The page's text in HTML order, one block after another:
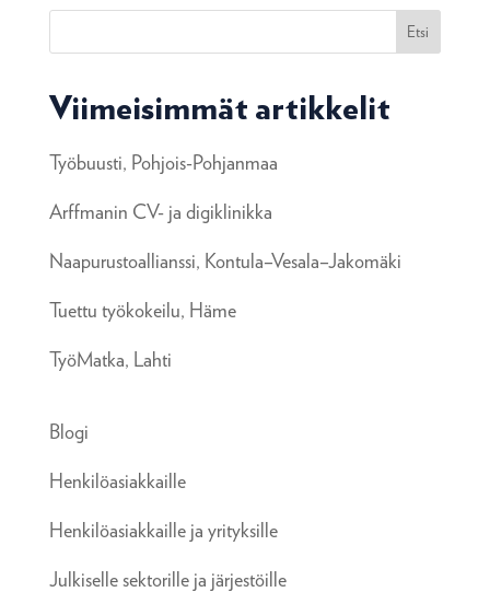
Etsi
Viimeisimmät artikkelit
Työbuusti, Pohjois-Pohjanmaa
Arffmanin CV- ja digiklinikka
Naapurustoallianssi, Kontula–Vesala–Jakomäki
Tuettu työkokeilu, Häme
TyöMatka, Lahti
Blogi
Henkilöasiakkaille
Henkilöasiakkaille ja yrityksille
Julkiselle sektorille ja järjestöille